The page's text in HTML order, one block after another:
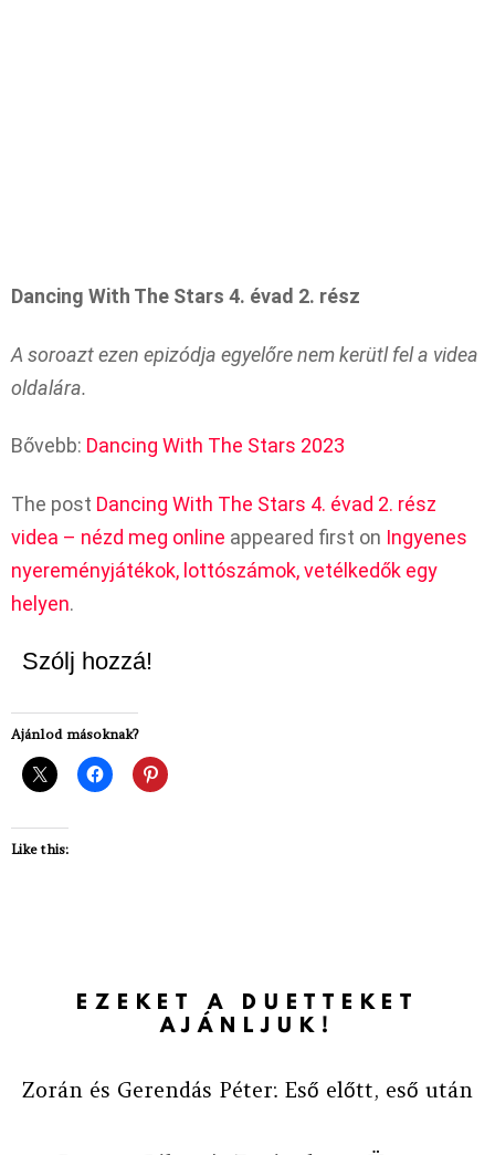
Dancing With The Stars 4. évad 2. rész
A soroazt ezen epizódja egyelőre nem kerütl fel a videa
oldalára.
Bővebb: Dancing With The Stars 2023
The post Dancing With The Stars 4. évad 2. rész
videa – nézd meg online appeared first on Ingyenes
nyereményjátékok, lottószámok, vetélkedők egy
helyen.
Szólj hozzá!
Ajánlod másoknak?
Like this:
EZEKET A DUETTEKET
AJÁNLJUK!
Zorán és Gerendás Péter: Eső előtt, eső után